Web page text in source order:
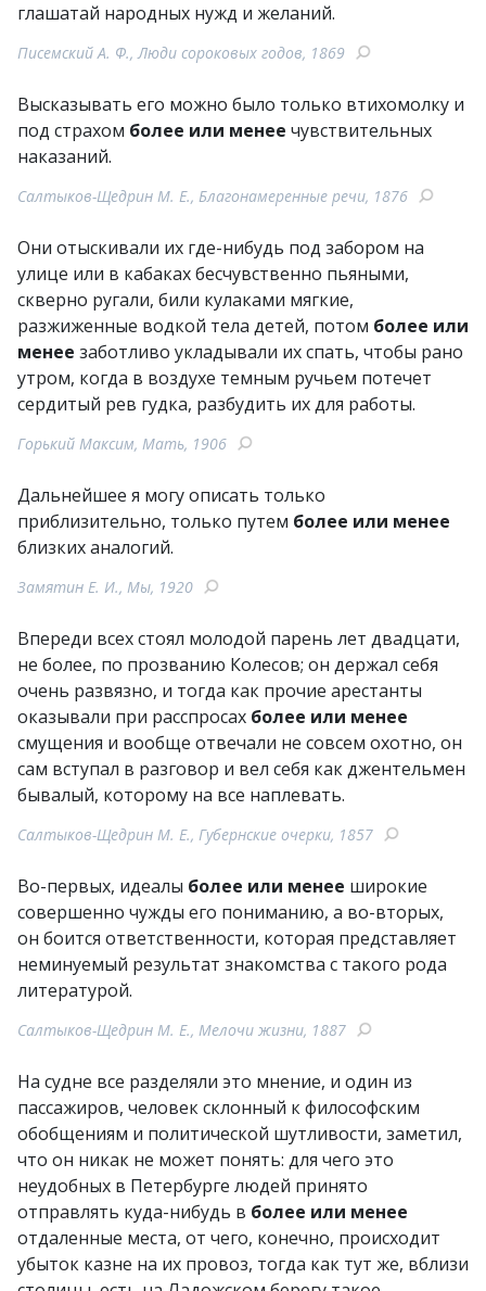
глашатай народных нужд и желаний.
Писемский А. Ф., Люди сороковых годов, 1869
Высказывать его можно было только втихомолку и
под страхом более или менее чувствительных
наказаний.
Салтыков-Щедрин М. Е., Благонамеренные речи, 1876
Они отыскивали их где-нибудь под забором на
улице или в кабаках бесчувственно пьяными,
скверно ругали, били кулаками мягкие,
разжиженные водкой тела детей, потом более или
менее заботливо укладывали их спать, чтобы рано
утром, когда в воздухе темным ручьем потечет
сердитый рев гудка, разбудить их для работы.
Горький Максим, Мать, 1906
Дальнейшее я могу описать только
приблизительно, только путем более или менее
близких аналогий.
Замятин Е. И., Мы, 1920
Впереди всех стоял молодой парень лет двадцати,
не более, по прозванию Колесов; он держал себя
очень развязно, и тогда как прочие арестанты
оказывали при расспросах более или менее
смущения и вообще отвечали не совсем охотно, он
сам вступал в разговор и вел себя как джентельмен
бывалый, которому на все наплевать.
Салтыков-Щедрин М. Е., Губернские очерки, 1857
Во-первых, идеалы более или менее широкие
совершенно чужды его пониманию, а во-вторых,
он боится ответственности, которая представляет
неминуемый результат знакомства с такого рода
литературой.
Салтыков-Щедрин М. Е., Мелочи жизни, 1887
На судне все разделяли это мнение, и один из
пассажиров, человек склонный к философским
обобщениям и политической шутливости, заметил,
что он никак не может понять: для чего это
неудобных в Петербурге людей принято
отправлять куда-нибудь в более или менее
отдаленные места, от чего, конечно, происходит
убыток казне на их провоз, тогда как тут же, вблизи